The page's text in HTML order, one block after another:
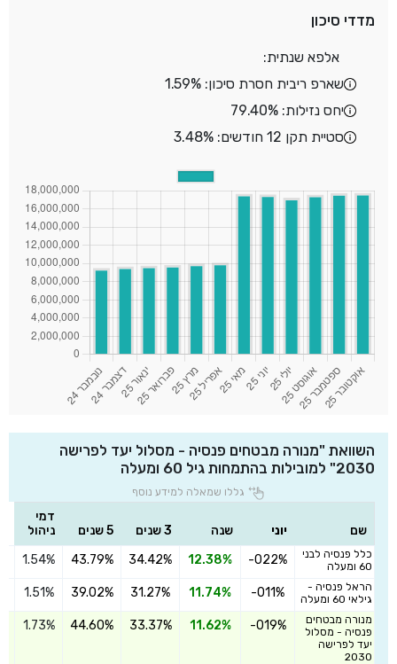
מדדי סיכון
אלפא שנתית:
שארפ ריבית חסרת סיכון: 1.59%
יחס נזילות: 79.40%
סטיית תקן 12 חודשים: 3.48%
השוואת "מנורה מבטחים פנסיה - מסלול יעד לפרישה
2030" למובילות בהתמחות גיל 60 ומעלה
גללו שמאלה למידע נוסף
שם יוני שנה 3 שנים 5 שנים
דמי
ניהול
כלל פנסיה לבני
60 ומעלה
-022%
12.38%
34.42%
43.79%
1.54%
הראל פנסיה -
גילאי 60 ומעלה
-011%
11.74%
31.27%
39.02%
1.51%
מנורה מבטחים
פנסיה - מסלול
יעד לפרישה
2030
-019%
11.62%
33.37%
44.60%
1.73%